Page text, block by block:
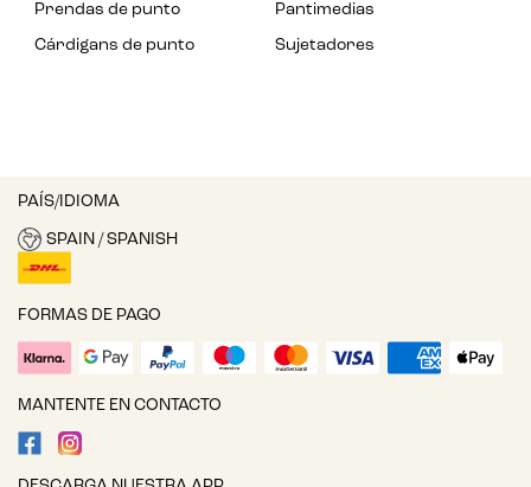
Prendas de punto
Pantimedias
Cárdigans de punto
Sujetadores
PAÍS/IDIOMA
SPAIN / SPANISH
FORMAS DE PAGO
MANTENTE EN CONTACTO